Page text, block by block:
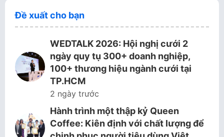
Đề xuất cho bạn
WEDTALK 2026: Hội nghị cưới 2
ngày quy tụ 300+ doanh nghiệp,
100+ thương hiệu ngành cưới tại
TP.HCM
2 ngày trước
Hành trình một thập kỷ Queen
Coffee: Kiên định với chất lượng để